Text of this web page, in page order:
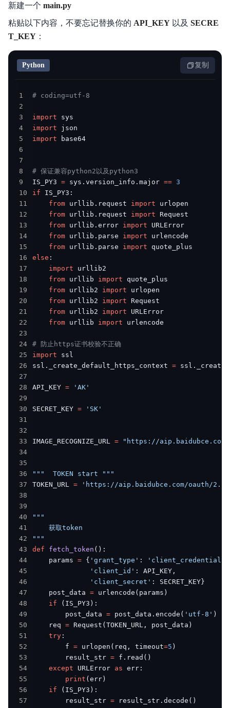
新建一个 main.py
粘贴以下内容，不要忘记替换你的 API_KEY 以及 SECRE
T_KEY ：
Python 复制
1
# coding=utf-8
2
3
import
4
import
5
import
6
7
8
# 保证兼容python2以及python3
9
IS_PY3 = sys . version_info . major == 3
10
if IS_PY3 :
11
from urllib . request import
12
from urllib . request import
13
from urllib . error import
14
from urllib . parse import
15
from urllib . parse import
16
else :
17
import
18
from urllib import
19
from urllib2 import
20
from urllib2 import
21
from urllib2 import
22
from urllib import
23
24
# 防止https证书校验不正确
25
import
26
ssl . _create_default_https_context = ssl .
27
28
API_KEY =
'AK'
29
30
SECRET_KEY =
'SK'
31
32
33
IMAGE_RECOGNIZE_URL =
"https://
34
35
36
"""  TOKEN start """
37
TOKEN_URL =
'https://aip.baidubce.com/oauth/
38
39
40
41
42
"""
43
def fetch_token ( ) :
44
    params
= { 'grant_type' : 'client_credentials'
45
'client_id' : API_KEY ,
46
'client_secret' : SECRET_KEY }
47
    post_data
= urlencode ( params )
48
if ( IS_PY3 ) :
49
        post_data
= post_data . encode ( 'utf-8' )
50
    req
= Request ( TOKEN_URL , post_data )
51
try :
52
        f
= urlopen ( req , timeout=5 )
53
        result_str
= f . read ( )
54
except URLError as err :
55
print ( err )
56
if ( IS_PY3 ) :
57
        result_str
= result_str . decode ( )